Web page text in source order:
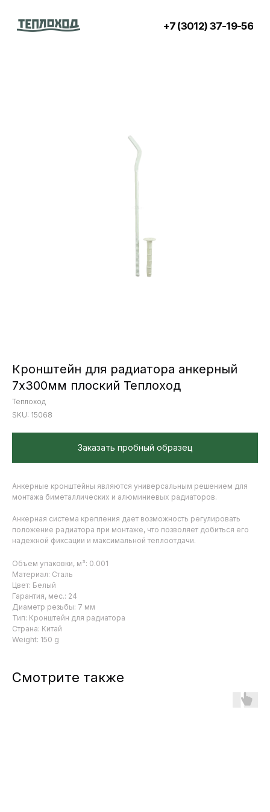
Кронштейн для радиатора анкерный
7х300мм плоский Теплоход
Теплоход
SKU: 15068
Заказать пробный образец
Анкерные кронштейны являются универсальным решением для
монтажа биметаллических и алюминиевых радиаторов.
Анкерная система крепления дает возможность регулировать
положение радиатора при монтаже, что позволяет добиться его
надежной фиксации и максимальной теплоотдачи.
Объем упаковки, м³: 0.001
Материал: Сталь
Цвет: Белый
Гарантия, мес.: 24
Диаметр резьбы: 7 мм
Тип: Кронштейн для радиатора
Страна: Китай
Weight: 150 g
Смотрите также